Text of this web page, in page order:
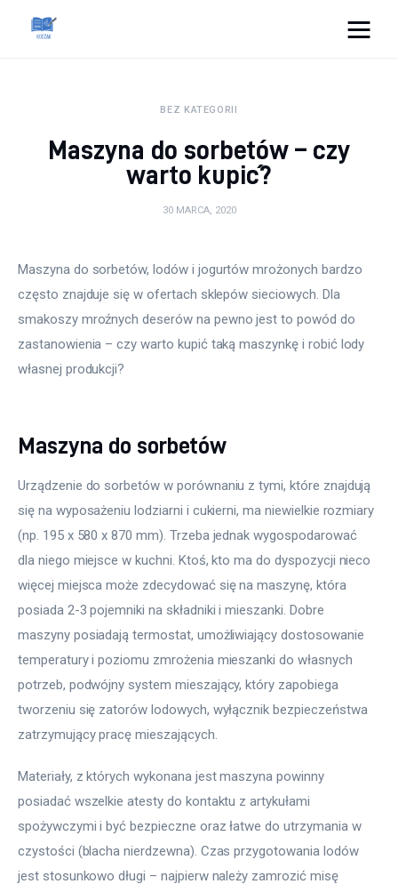
Zdrowie
Więcej
BEZ KATEGORII
Maszyna do sorbetów – czy
warto kupić?
30 MARCA, 2020
Maszyna do sorbetów, lodów i jogurtów mrożonych bardzo
często znajduje się w ofertach sklepów sieciowych. Dla
smakoszy mroźnych deserów na pewno jest to powód do
zastanowienia – czy warto kupić taką maszynkę i robić lody
własnej produkcji?
Maszyna do sorbetów
Urządzenie do sorbetów w porównaniu z tymi, które znajdują
się na wyposażeniu lodziarni i cukierni, ma niewielkie rozmiary
(np. 195 x 580 x 870 mm). Trzeba jednak wygospodarować
dla niego miejsce w kuchni. Ktoś, kto ma do dyspozycji nieco
więcej miejsca może zdecydować się na maszynę, która
posiada 2-3 pojemniki na składniki i mieszanki. Dobre
maszyny posiadają termostat, umożliwiający dostosowanie
temperatury i poziomu zmrożenia mieszanki do własnych
potrzeb, podwójny system mieszający, który zapobiega
tworzeniu się zatorów lodowych, wyłącznik bezpieczeństwa
zatrzymujący pracę mieszających.
Materiały, z których wykonana jest maszyna powinny
posiadać wszelkie atesty do kontaktu z artykułami
spożywczymi i być bezpieczne oraz łatwe do utrzymania w
czystości (blacha nierdzewna). Czas przygotowania lodów
jest stosunkowo długi – najpierw należy zamrozić misę